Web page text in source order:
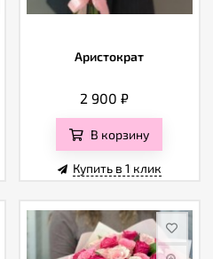
Аристократ
2 900 ₽
В корзину
Купить в 1 клик